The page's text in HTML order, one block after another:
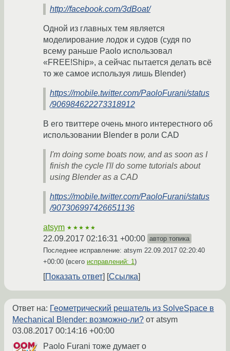
http://facebook.com/3dBoat/
Одной из главных тем является
моделирование лодок и судов (судя по
всему раньше Paolo использовал
«FREE!Ship», а сейчас пытается делать всё
то же самое используя лишь Blender)
https://mobile.twitter.com/PaoloFurani/status
/906984622273318912
В его твиттере очень много интерестного об
использовании Blender в роли CAD
I'm doing some boats now, and as soon as I
finish the cycle I'll do some tutorials about
using Blender as a CAD
https://mobile.twitter.com/PaoloFurani/status
/907306997426651136
atsym ★★★★★
22.09.2017 02:16:31 +00:00 автор топика
Последнее исправление: atsym 22.09.2017 02:20:40
+00:00 (всего исправлений: 1 )
Показать ответ Ссылка
Ответ на: Геометрический решатель из SolveSpace в
Mechanical Blender: возможно-ли? от atsym
03.08.2017 00:14:16 +00:00
Paolo Furani тоже думает о